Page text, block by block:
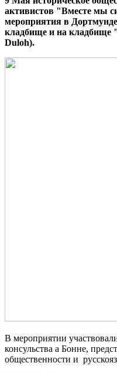
активистов "Вместе мы
мероприятия в
кладбище и на кладбище
Duloh).
В мероприятии
консульства а Бонне,
общественности и